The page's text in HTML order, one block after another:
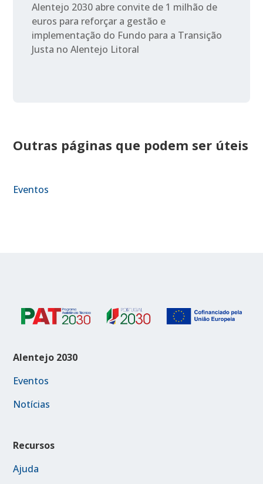
Alentejo 2030 abre convite de 1 milhão de
euros para reforçar a gestão e
implementação do Fundo para a Transição
Justa no Alentejo Litoral
Outras páginas que podem ser úteis
Eventos
Alentejo 2030
Eventos
Notícias
Recursos
Ajuda